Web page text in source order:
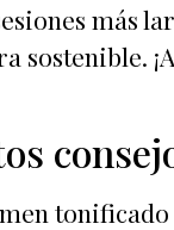
más
sostenible.